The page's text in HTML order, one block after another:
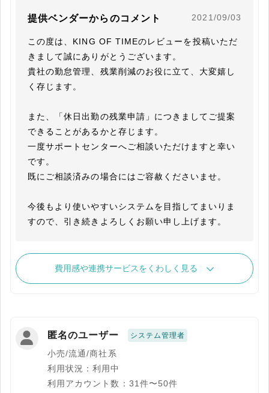
提供ベンダーからのコメント 2021/09/03
この度は、KING OF TIMEのレビューを投稿いただ
きまして誠にありがとうございます。
貴社の勤怠管理、残業削減のお役に立て、大変嬉し
く存じます。
また、「休日出勤の残業申請」につきましてご提案
できることがあるかと存じます。
一度サポートセンターへご相談いただけますと幸い
です。
既にご相談済みの場合にはご容赦くださいませ。
今後もより使いやすいシステムを目指してまいりま
すので、引き続きよろしくお願い申し上げます。
費用感や連携サービスをくわしく見る
匿名のユーザー システム管理者
小売/流通/商社系
利用状況：利用中
利用アカウント数：31件〜50件